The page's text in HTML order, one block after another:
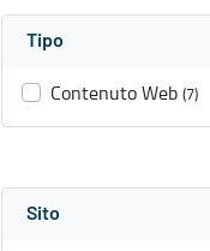
Tipo
Contenuto Web (7)
Sito